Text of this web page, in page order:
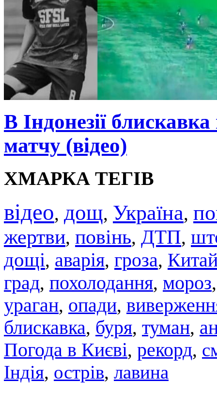
В Індонезії
матчу (відео)
ХМАРКА ТЕГІВ
відео, дощ, Україна,
жертви, повінь, ДТП,
дощі, аварія, гроза,
град, похолодання, мороз
ураган, опади,
блискавка, буря, туман,
Погода в Києві, рекорд,
Індія, острів, лавина